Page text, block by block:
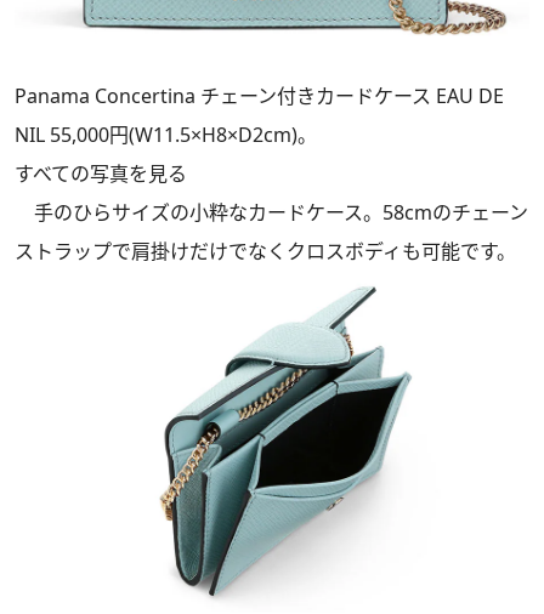
Panama Concertina チェーン付きカードケース EAU DE
NIL 55,000円(W11.5×H8×D2cm)。
すべての写真を見る
手のひらサイズの小粋なカードケース。58cmのチェーン
ストラップで肩掛けだけでなくクロスボディも可能です。